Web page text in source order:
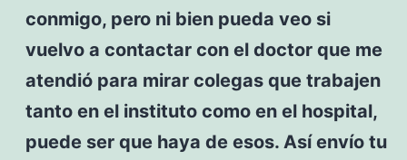
conmigo, pero ni bien pueda veo si
vuelvo a contactar con el doctor que me
atendió para mirar colegas que trabajen
tanto en el instituto como en el hospital,
puede ser que haya de esos. Así envío tu